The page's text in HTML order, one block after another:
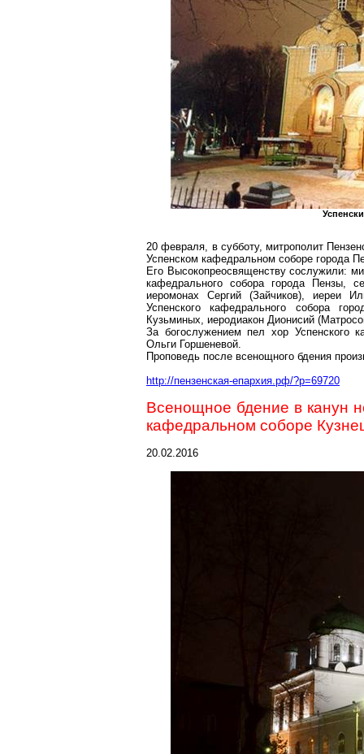
20 февраля, в субботу, митрополит
Успенском кафедральном соборе города
Его Высокопреосвященству сослужили:
кафедрального собора города Пензы,
иеромонах Сергий (Зайчиков), иереи
Успенского кафедрального собора
Кузьминых, иеродиакон Дионисий
За богослужением пел хор Успенского
Ольги Горшеневой.
Проповедь после всенощного бдения
http://пензенская-епархия.рф/?p=69720
Всенощное бдение в канун
кафедральном соборе
20.02.2016